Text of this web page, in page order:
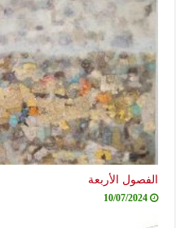
الفصول الأربعة
10/07/2024